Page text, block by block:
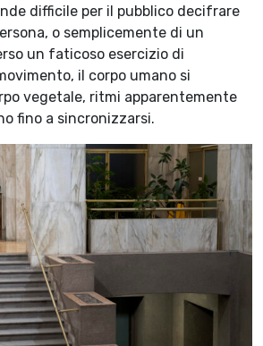
difficile per il pubblico decifrare
o semplicemente di un
un faticoso esercizio di
il corpo umano si
vegetale, ritmi apparentemente
fino a sincronizzarsi.